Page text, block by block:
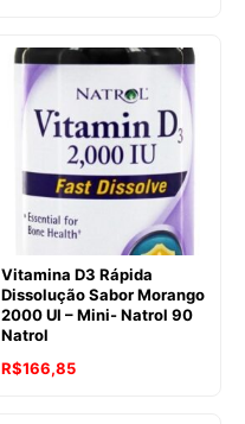
Vitamina D3 Rápida
Dissolução Sabor Morango
2000 UI – Mini- Natrol 90
Natrol
R$166,85